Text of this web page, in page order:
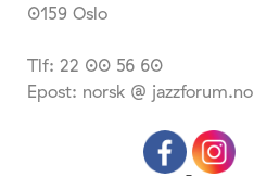
0159 Oslo
Tlf: 22 00 56 60
Epost: norsk @ jazzforum.no